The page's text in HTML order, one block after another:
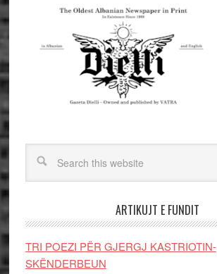
ARTIKUJT E FUNDIT
TRI POEZI PËR GJERGJ KASTRIOTIN-
SKËNDERBEUN